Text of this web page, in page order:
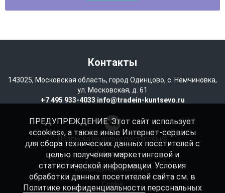
Контакты
143025, Московская область, город Одинцово, с. Немчиновка,
ул. Московская, д. 61
+7 495 933-4033 info@tradein-kuntsevo.ru
Подписка на новые поступления
Избранное
Конфиденциальность
Cookie
ПРЕДУПРЕЖДЕНИЕ: Этот сайт использует
«cookies», а также иные Интернет-сервисы
для сбора технических данных посетителей с
целью получения маркетинговой и
статистической информации. Условия
обработки данных посетителей сайта см. в
Политике конфиденциальностиперсональных